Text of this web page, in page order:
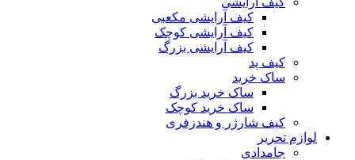
کیف آرایشی مکعبی
کیف آرایشی کوچک
کیف آرایشی بزرگ
کیف پد
ساک خرید
ساک خرید بزرگ
ساک خرید کوچک
کیف شارژر و هندزفری
لوازم تحریر
جامدادی